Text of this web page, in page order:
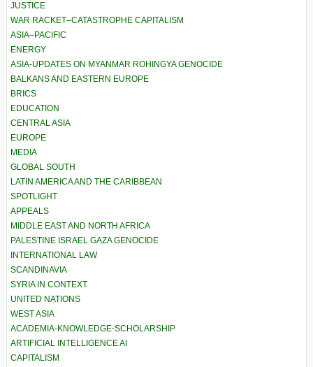
JUSTICE
WAR RACKET–CATASTROPHE CAPITALISM
ASIA–PACIFIC
ENERGY
ASIA-UPDATES ON MYANMAR ROHINGYA GENOCIDE
BALKANS AND EASTERN EUROPE
BRICS
EDUCATION
CENTRAL ASIA
EUROPE
MEDIA
GLOBAL SOUTH
LATIN AMERICA AND THE CARIBBEAN
SPOTLIGHT
APPEALS
MIDDLE EAST AND NORTH AFRICA
PALESTINE ISRAEL GAZA GENOCIDE
INTERNATIONAL LAW
SCANDINAVIA
SYRIA IN CONTEXT
UNITED NATIONS
WEST ASIA
ACADEMIA-KNOWLEDGE-SCHOLARSHIP
ARTIFICIAL INTELLIGENCE AI
CAPITALISM